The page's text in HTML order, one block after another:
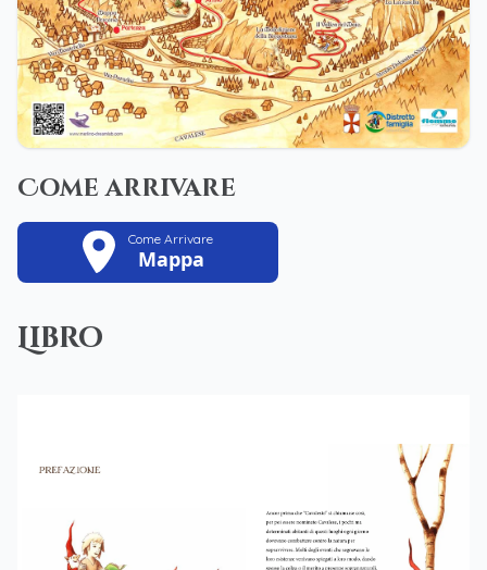
Come arrivare
Come Arrivare
Mappa
Libro